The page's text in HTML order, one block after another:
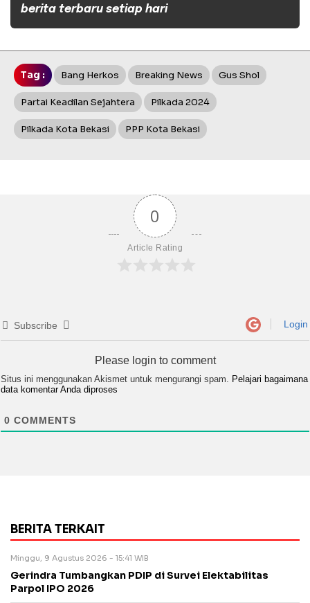
berita terbaru setiap hari
Tag : Bang Herkos Breaking News Gus Shol
Partai Keadilan Sejahtera Pilkada 2024
Pilkada Kota Bekasi PPP Kota Bekasi
0
Article Rating
Subscribe Login
Please login to comment
Situs ini menggunakan Akismet untuk mengurangi spam. Pelajari bagaimana
data komentar Anda diproses
0 COMMENTS
BERITA TERKAIT
Minggu, 9 Agustus 2026 - 15:41 WIB
Gerindra Tumbangkan PDIP di Survei Elektabilitas
Parpol IPO 2026